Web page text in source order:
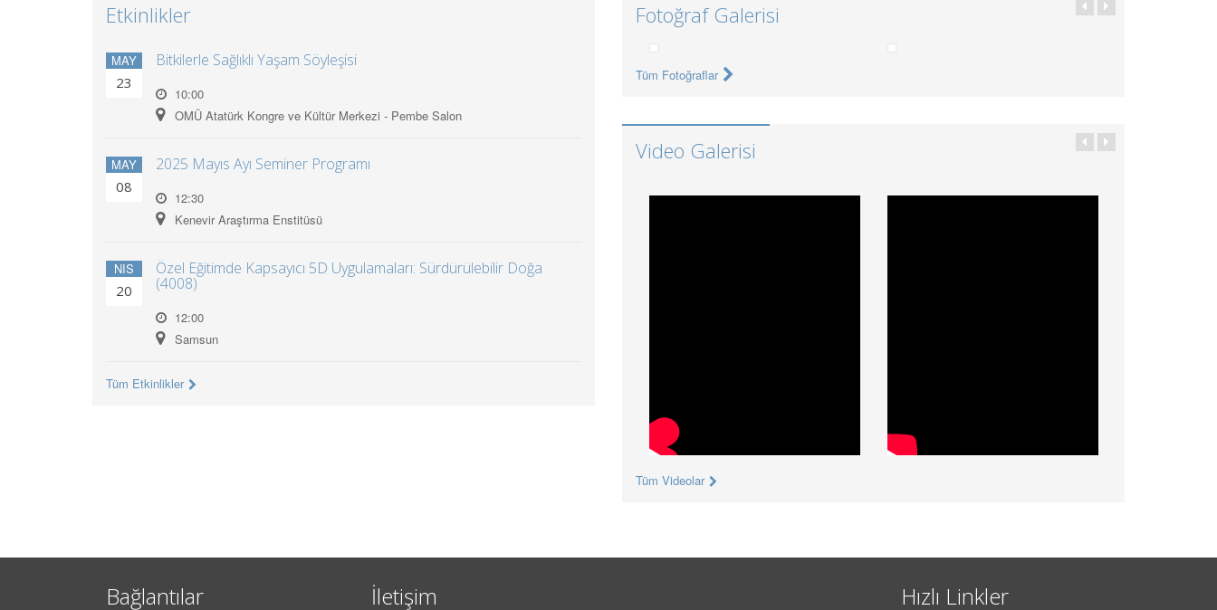
Etkinlikler
MAY
23
Bitkilerle Sağlıklı Yaşam Söyleşisi
10:00
OMÜ Atatürk Kongre ve Kültür Merkezi - Pembe Salon
MAY
08
2025 Mayıs Ayı Seminer Programı
12:30
Kenevir Araştırma Enstitüsü
NIS
20
Özel Eğitimde Kapsayıcı 5D Uygulamaları: Sürdürülebilir Doğa
(4008)
12:00
Samsun
Tüm Etkinlikler
Fotoğraf Galerisi
Tüm Fotoğraflar
Video Galerisi
Tüm Videolar
Bağlantılar İletişim Hızlı Linkler